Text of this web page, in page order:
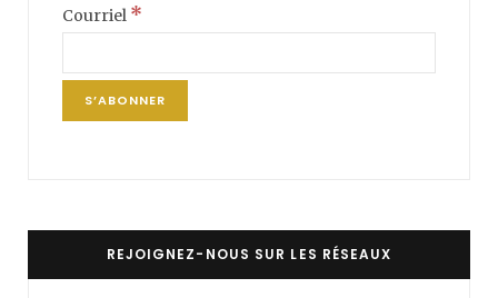
Courriel *
REJOIGNEZ-NOUS SUR LES RÉSEAUX